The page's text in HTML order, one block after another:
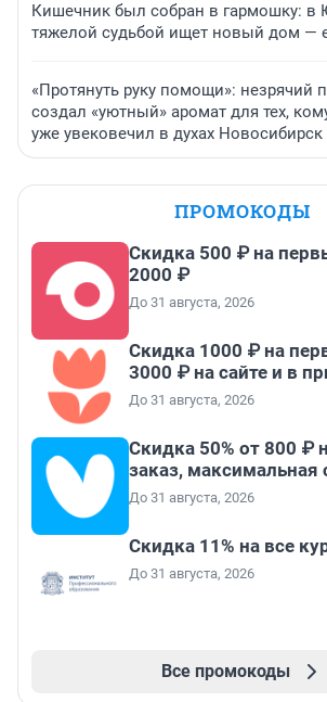
Кишечник был собран в гармошку: в
тяжелой судьбой ищет новый дом —
«Протянуть руку помощи»: незрячий
создал «уютный» аромат для тех,
уже увековечил в духах Новосибирск
ПРОМОКОДЫ
Скидка 500 ₽ на
2000 ₽
До 31 августа, 2026
Скидка 1000 ₽ на
3000 ₽ на сайте и в
До 31 августа, 2026
Скидка 50% от 800 ₽
заказ, максимальная
До 31 августа, 2026
Скидка 11% на все
До 31 августа, 2026
Все промокоды